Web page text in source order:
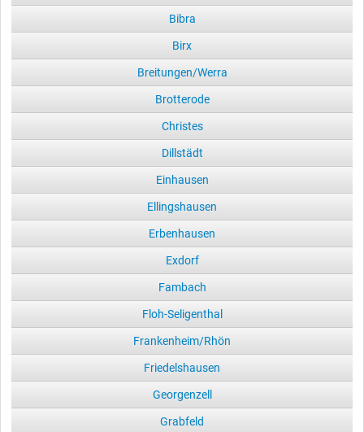
Bibra
Birx
Breitungen/Werra
Brotterode
Christes
Dillstädt
Einhausen
Ellingshausen
Erbenhausen
Exdorf
Fambach
Floh-Seligenthal
Frankenheim/Rhön
Friedelshausen
Georgenzell
Grabfeld